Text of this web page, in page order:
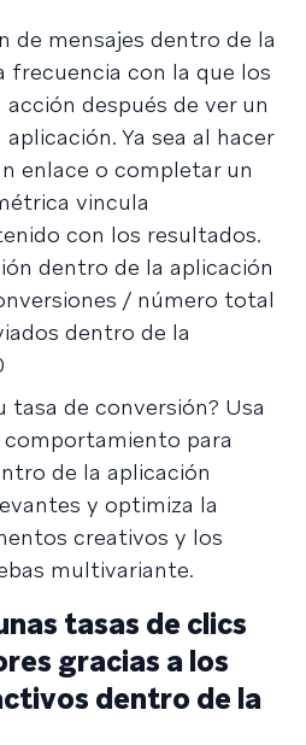
de mensajes dentro de la
frecuencia con la que los
después de ver un
Ya sea al hacer
enlace o completar un
vincula
con los resultados.
dentro de la aplicación
/ número total
dentro de la
tasa de conversión? Usa
para
de la aplicación
y optimiza la
creativos y los
multivariante.
tasas de clics
gracias a los
dentro de la